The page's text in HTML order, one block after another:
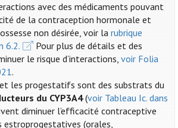
avec des médicaments pouvant
de la contraception hormonale et
non désirée, voir larubrique
6.2.
Pour plus de détails et des
le risque d’interactions,voir Folia
.
les progestatifs sont des substrats du
du CYP3A4(voir Tableau Ic. dans
diminuer l’efficacité contraceptive
estroprogestatives (orales,